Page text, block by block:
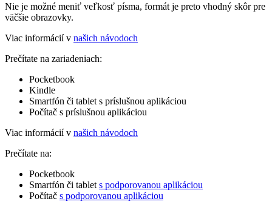
Nie je možné meniť veľkosť písma, formát je preto vhodný skôr pre
väčšie obrazovky.
Viac informácií v našich návodoch
Prečítate na zariadeniach:
Pocketbook
Kindle
Smartfón či tablet s príslušnou aplikáciou
Počítač s príslušnou aplikáciou
Viac informácií v našich návodoch
Prečítate na:
Pocketbook
Smartfón či tablet s podporovanou aplikáciou
Počítač s podporovanou aplikáciou